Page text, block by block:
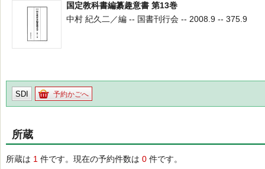
国定教科書編纂趣意書 第13巻
中村 紀久二／編 -- 国書刊行会 -- 2008.9 -- 375.9
SDI 予約かごへ
所蔵
所蔵は 1 件です。現在の予約件数は 0 件です。